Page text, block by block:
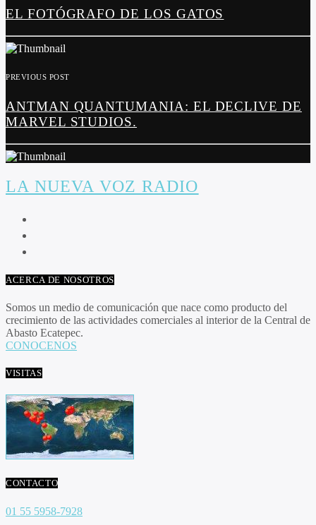
EL FOTÓGRAFO DE LOS GATOS
PREVIOUS POST
ANTMAN QUANTUMANIA: EL DECLIVE DE
MARVEL STUDIOS.
LA NUEVA VOZ RADIO
ACERCA DE NOSOTROS
Somos un medio de comunicación que nace como producto del
crecimiento de las actividades comerciales al interior de la Central de
Abasto Ecatepec.
CONOCENOS
VISITAS
CONTACTO
01 55 5958-7928